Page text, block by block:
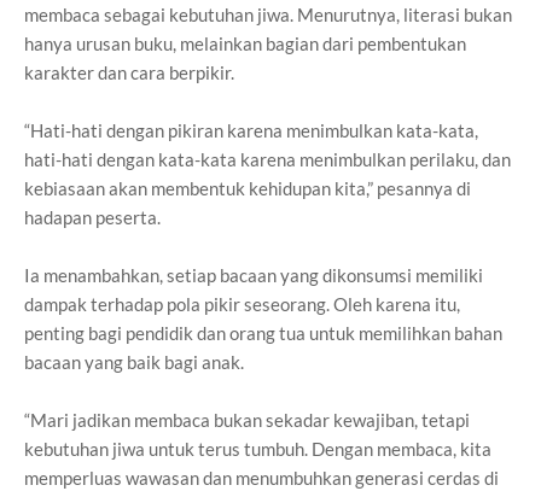
membaca sebagai kebutuhan jiwa. Menurutnya, literasi bukan
hanya urusan buku, melainkan bagian dari pembentukan
karakter dan cara berpikir.
“Hati-hati dengan pikiran karena menimbulkan kata-kata,
hati-hati dengan kata-kata karena menimbulkan perilaku, dan
kebiasaan akan membentuk kehidupan kita,” pesannya di
hadapan peserta.
Ia menambahkan, setiap bacaan yang dikonsumsi memiliki
dampak terhadap pola pikir seseorang. Oleh karena itu,
penting bagi pendidik dan orang tua untuk memilihkan bahan
bacaan yang baik bagi anak.
“Mari jadikan membaca bukan sekadar kewajiban, tetapi
kebutuhan jiwa untuk terus tumbuh. Dengan membaca, kita
memperluas wawasan dan menumbuhkan generasi cerdas di